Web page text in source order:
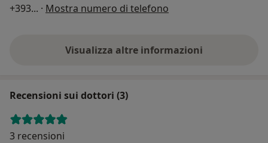
+393... · Mostra numero di telefono
Visualizza altre informazioni
Recensioni sui dottori (3)
3 recensioni